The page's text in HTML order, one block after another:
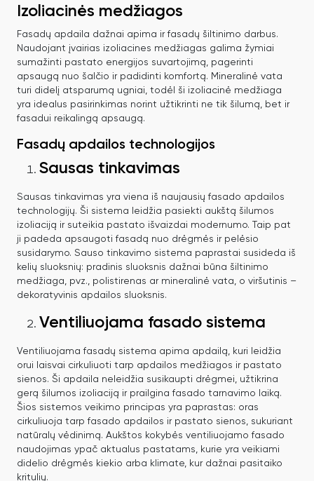
Izoliacinės medžiagos
Fasadų apdaila dažnai apima ir fasadų šiltinimo darbus.
Naudojant įvairias izoliacines medžiagas galima žymiai
sumažinti pastato energijos suvartojimą, pagerinti
apsaugą nuo šalčio ir padidinti komfortą. Mineralinė vata
turi didelį atsparumą ugniai, todėl ši izoliacinė medžiaga
yra idealus pasirinkimas norint užtikrinti ne tik šilumą, bet ir
fasadui reikalingą apsaugą.
Fasadų apdailos technologijos
Sausas tinkavimas
Sausas tinkavimas yra viena iš naujausių fasado apdailos
technologijų. Ši sistema leidžia pasiekti aukštą šilumos
izoliaciją ir suteikia pastato išvaizdai modernumo. Taip pat
ji padeda apsaugoti fasadą nuo drėgmės ir pelėsio
susidarymo. Sauso tinkavimo sistema paprastai susideda iš
kelių sluoksnių: pradinis sluoksnis dažnai būna šiltinimo
medžiaga, pvz., polistirenas ar mineralinė vata, o viršutinis –
dekoratyvinis apdailos sluoksnis.
Ventiliuojama fasado sistema
Ventiliuojama fasadų sistema apima apdailą, kuri leidžia
orui laisvai cirkuliuoti tarp apdailos medžiagos ir pastato
sienos. Ši apdaila neleidžia susikaupti drėgmei, užtikrina
gerą šilumos izoliaciją ir prailgina fasado tarnavimo laiką.
Šios sistemos veikimo principas yra paprastas: oras
cirkuliuoja tarp fasado apdailos ir pastato sienos, sukuriant
natūralų vėdinimą. Aukštos kokybės ventiliuojamo fasado
naudojimas ypač aktualus pastatams, kurie yra veikiami
didelio drėgmės kiekio arba klimate, kur dažnai pasitaiko
kritulių.